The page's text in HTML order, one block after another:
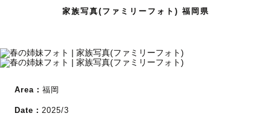
家族写真(ファミリーフォト) 福岡県
Area： 福岡
Date： 2025/3